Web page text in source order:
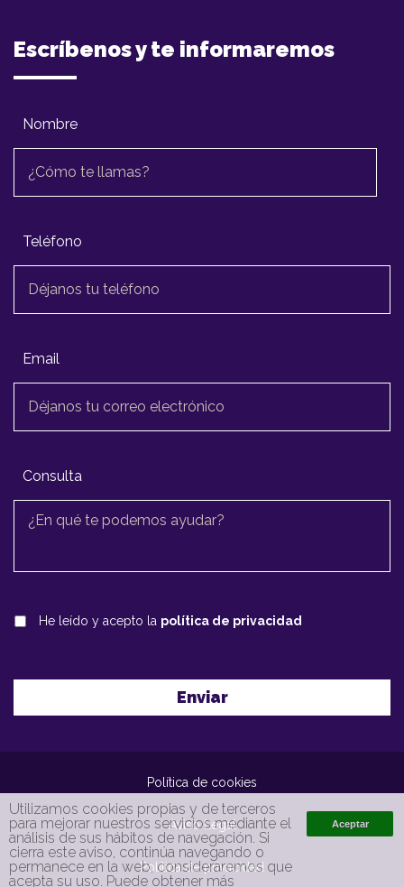
Escríbenos y te informaremos
Nombre
Teléfono
Email
Consulta
He leído y acepto la política de privacidad
Política de cookies
Aviso Legal
Política de privacidad
Utilizamos cookies propias y de terceros
para mejorar nuestros servicios mediante el
análisis de sus hábitos de navegación. Si
cierra este aviso, continúa navegando o
permanece en la web, consideraremos que
acepta su uso. Puede obtener más